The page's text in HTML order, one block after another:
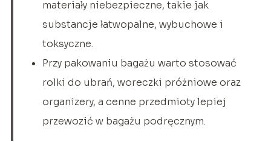
materiały niebezpieczne, takie jak
substancje łatwopalne, wybuchowe i
toksyczne.
Przy pakowaniu bagażu warto stosować
rolki do ubrań, woreczki próżniowe oraz
organizery, a cenne przedmioty lepiej
przewozić w bagażu podręcznym.